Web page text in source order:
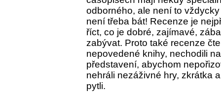
odborného, ale není to
není třeba bát! Recenze je
říct, co je dobré, zajímavé,
zabývat. Proto také recenze
nepovedené knihy, nechodili
představení, abychom
nehráli nezáživné hry, zkrátka
pytli.